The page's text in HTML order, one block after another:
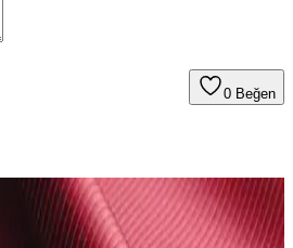
0 Beğen
Koruyucularının Gerekliliği ve